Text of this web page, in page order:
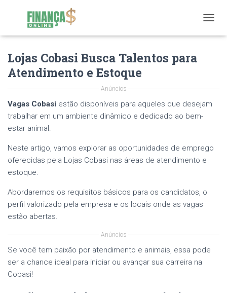
O
V
I
Lojas Cobasi Busca Talentos para
Atendimento e Estoque
Anúncios
Vagas Cobasi estão disponíveis para aqueles que desejam
trabalhar em um ambiente dinâmico e dedicado ao bem-
estar animal.
Neste artigo, vamos explorar as oportunidades de emprego
oferecidas pela Lojas Cobasi nas áreas de atendimento e
estoque.
Abordaremos os requisitos básicos para os candidatos, o
perfil valorizado pela empresa e os locais onde as vagas
estão abertas.
Anúncios
Se você tem paixão por atendimento e animais, essa pode
ser a chance ideal para iniciar ou avançar sua carreira na
Cobasi!